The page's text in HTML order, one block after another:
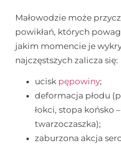
Małowodzie może
powikłań, których
jakim momencie je
najczęstszych zalicza się:
ucisk pępowiny;
deformacja płodu
łokci, stopa końsko
twarzoczaszka);
zaburzona akcja